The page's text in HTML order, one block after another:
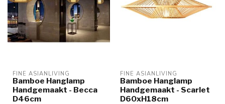
FINE ASIANLIVING
Bamboe Hanglamp
Handgemaakt - Becca
D46cm
FINE ASIANLIVING
Bamboe Hanglamp
Handgemaakt - Scarlet
D60xH18cm